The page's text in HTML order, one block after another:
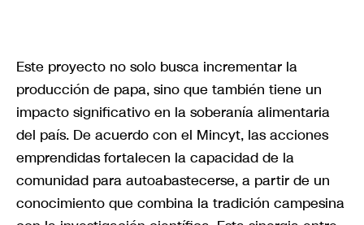
Este proyecto no solo busca incrementar la
producción de papa, sino que también tiene un
impacto significativo en la soberanía alimentaria
del país. De acuerdo con el Mincyt, las acciones
emprendidas fortalecen la capacidad de la
comunidad para autoabastecerse, a partir de un
conocimiento que combina la tradición campesina